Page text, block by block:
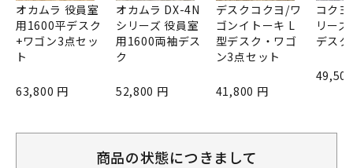
オカムラ 役員室
用1600平デスク
+ワゴン3点セッ
ト
63,800 円
オカムラ DX-4N
シリーズ 役員室
用1600両袖デス
ク
52,800 円
デスクコクヨ/ワ
ゴンイトーキ L
型デスク・ワゴ
ン3点セット
41,800 円
コク
リー
デスク
商品の状態につきまして